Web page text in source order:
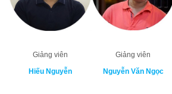
Giảng viên
Hiếu Nguyễn
Giảng viên
Nguyễn Văn Ngọc